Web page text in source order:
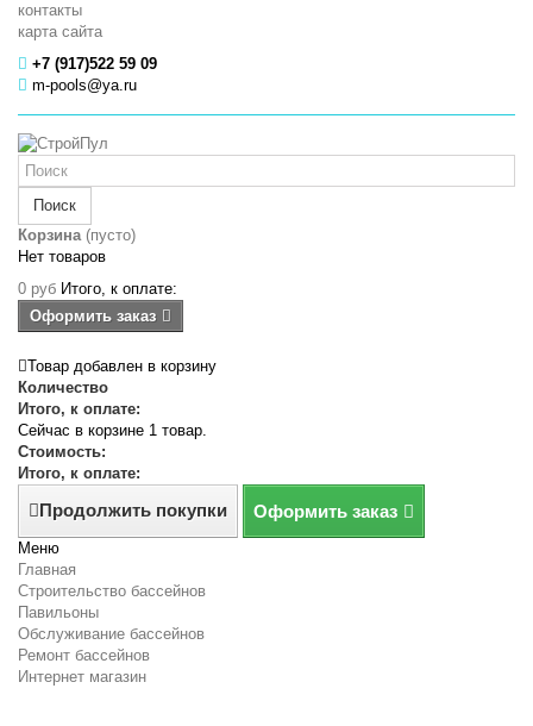
контакты
карта сайта
+7 (917)522 59 09
m-pools@ya.ru
Поиск
Корзина (пусто)
Нет товаров
0 руб Итого, к оплате:
Оформить заказ
Товар добавлен в корзину
Количество
Итого, к оплате:
Сейчас в корзине 1 товар.
Стоимость:
Итого, к оплате:
Продолжить покупки Оформить заказ
Меню
Главная
Строительство бассейнов
Павильоны
Обслуживание бассейнов
Ремонт бассейнов
Интернет магазин